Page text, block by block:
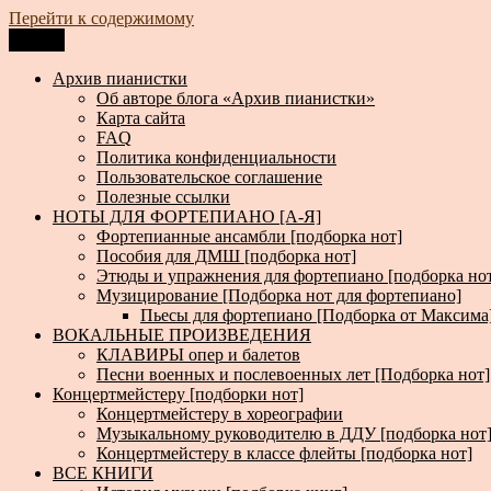
Перейти к содержимому
Архив пианистки
Всё для пианистов: ноты, книги, музыка, статьи…
Архив пианистки
Об авторе блога «Архив пианистки»
Карта сайта
FAQ
Политика конфиденциальности
Пользовательское соглашение
Полезные ссылки
НОТЫ ДЛЯ ФОРТЕПИАНО [А-Я]
Фортепианные ансамбли [подборка нот]
Пособия для ДМШ [подборка нот]
Этюды и упражнения для фортепиано [подборка
Музицирование [Подборка нот для фортепиано]
Пьесы для фортепиано [Подборка от
ВОКАЛЬНЫЕ ПРОИЗВЕДЕНИЯ
КЛАВИРЫ опер и балетов
Песни военных и послевоенных лет [Подборка нот]
Концертмейстеру [подборки нот]
Концертмейстеру в хореографии
Музыкальному руководителю в ДДУ [подборка нот]
Концертмейстеру в классе флейты [подборка нот]
ВСЕ КНИГИ